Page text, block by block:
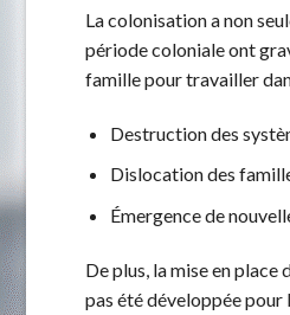
La colonisation a non
période coloniale ont
famille pour travailler
Destruction des
Dislocation des
Émergence de
De plus, la mise en place
pas été développée pour